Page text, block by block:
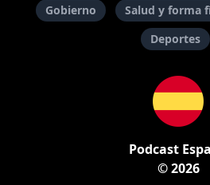
Gobierno
Salud y forma
Deportes
Podcast
© 2026